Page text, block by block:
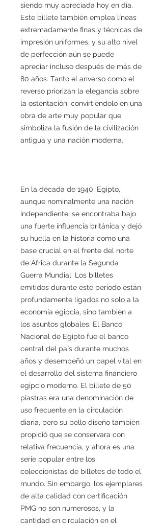
siendo muy apreciada hoy en día.
Este billete también emplea líneas
extremadamente finas y técnicas de
impresión uniformes, y su alto nivel
de perfección aún se puede
apreciar incluso después de más de
80 años. Tanto el anverso como el
reverso priorizan la elegancia sobre
la ostentación, convirtiéndolo en una
obra de arte muy popular que
simboliza la fusión de la civilización
antigua y una nación moderna.
En la década de 1940, Egipto,
aunque nominalmente una nación
independiente, se encontraba bajo
una fuerte influencia británica y dejó
su huella en la historia como una
base crucial en el frente del norte
de África durante la Segunda
Guerra Mundial. Los billetes
emitidos durante este período están
profundamente ligados no solo a la
economía egipcia, sino también a
los asuntos globales. El Banco
Nacional de Egipto fue el banco
central del país durante muchos
años y desempeñó un papel vital en
el desarrollo del sistema financiero
egipcio moderno. El billete de 50
piastras era una denominación de
uso frecuente en la circulación
diaria, pero su bello diseño también
propició que se conservara con
relativa frecuencia, y ahora es una
serie popular entre los
coleccionistas de billetes de todo el
mundo. Sin embargo, los ejemplares
de alta calidad con certificación
PMG no son numerosos, y la
cantidad en circulación en el